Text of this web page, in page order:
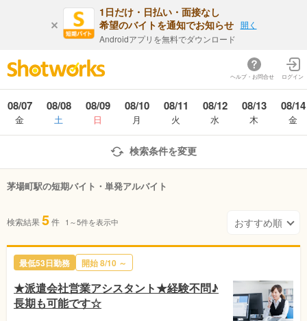
1日だけ・日払い・面接なし
希望のバイトを通知でお知らせ
Androidアプリを無料でダウンロード
開く
ヘルプ・お問合せ ログイン
08/07
金
08/08
土
08/09
日
08/10
月
08/11
火
08/12
水
08/13
木
08/14
金
検索条件を変更
茅場町駅の短期バイト・単発アルバイト
検索結果5件 1～5件を表示中
最低53日勤務 開始 8/10 ～
★派遣会社営業アシスタント★経験不問♪
長期も可能です☆